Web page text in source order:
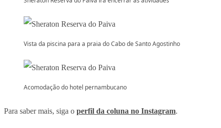
Vista da piscina para a praia do Cabo de Santo Agostinho
Acomodação do hotel pernambucano
Para saber mais, siga o perfil da coluna no Instagram.